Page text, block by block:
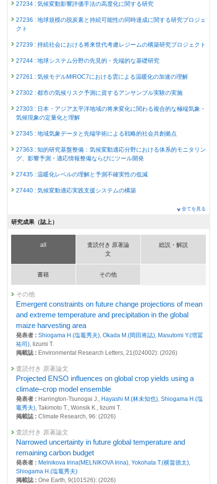
27234 : 気候変動影響評価手法の高度化に関する研究
27236 : 地球規模の脱炭素と持続可能性の同時達成に関する研究プロジェ
クト
27239 : 持続社会における将来世代考慮レジームの構築研究プロジェクト
27244 : 地球システム分野の先見的・先端的な基礎研究
27261 : 気候モデルMIROC7における雲による温暖化の加速の理解
27302 : 都市の気候リスク予測に資するアンサンブル実験の実施
27303 : 日本・アジア太平洋地域の将来変化に関わる複合的な極端気象・
気候現象の定量化と理解
27345 : 地域気象データと先端学術による戦略的社会共創拠点
27363 : 知的研究基盤整備：気候変動適応分野における体系的モニタリン
グ、影響予測・適応情報整備ならびにツール開発
27435 : 温暖化レベルの理解と予測不確実性の低減
27440 : 気候変動適応実践支援システムの構築
26818 : 最新の排出量評価等を考慮した気候・大気質変動の再現及び将来
26849 : 気候変動影響評価手法の高度化に関する研究
クト
26855 : 持続社会における将来世代考慮レジームの構築研究プロジェクト
26859 : 地球システム分野の先見的・先端的な基礎研究
26924 : 地域気象データと先端学術による戦略的社会共創拠点
26961 : 日本・アジア太平洋地域の将来変化に関わる複合的な極端気象・
気候現象の定量化と理解
26987 : 温暖化レベルの理解と予測不確実性の低減
27100 : 知的研究基盤整備：気候変動適応分野における体系的モニタリン
27110 : 適応計画策定支援のための統合データベース構築と分析ツールの
開発
2023年度
26400 : 気候変動・大気質研究プログラム
全てを見る
研究成果（誌上）
all
査読付き 原著論
文
総説・解説
書籍 その他
その他
Emergent constraints on future change projections of mean
and extreme temperature and precipitation in the global
maize harvesting area
発表者 : Shiogama H.(塩竈秀夫), Okada M.(岡田将誌), Masutomi Y.(増冨
祐司), Iizumi T.
掲載誌 : Environmental Research Letters, 21(024002): (2026)
査読付き 原著論文
Projected ENSO influences on global crop yields using a
climate–crop model ensemble
発表者 : Harrington-Tsunogai J., Hayashi M.(林未知也), Shiogama H.(塩
竈秀夫), Takimoto T., Wonsik K., Iizumi T.
掲載誌 : Climate Research, 96: (2026)
査読付き 原著論文
Narrowed uncertainty in future global temperature and
remaining carbon budget
発表者 : Melnikova Irina(MELNIKOVA Irina), Yokohata T.(横畠徳太),
Shiogama H.(塩竈秀夫)
掲載誌 : One Earth, 9(101526): (2026)